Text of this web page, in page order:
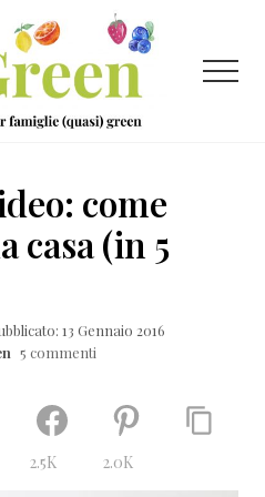
Menu
come
casa (in 5
13 Gennaio 2016
5 commenti
2.5K 2.0K